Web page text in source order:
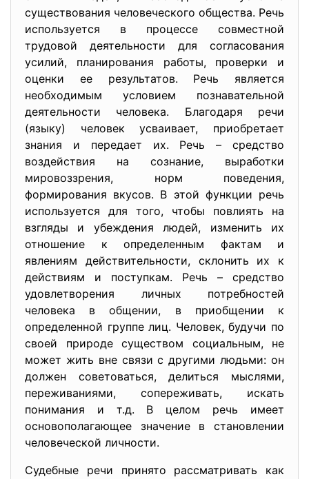
существования человеческого общества. Речь
используется в процессе совместной
трудовой деятельности для согласования
усилий, планирования работы, проверки и
оценки ее результатов. Речь является
необходимым условием познавательной
деятельности человека. Благодаря речи
(языку) человек усваивает, приобретает
знания и передает их. Речь – средство
воздействия на сознание, выработки
мировоззрения, норм поведения,
формирования вкусов. В этой функции речь
используется для того, чтобы повлиять на
взгляды и убеждения людей, изменить их
отношение к определенным фактам и
явлениям действительности, склонить их к
действиям и поступкам. Речь – средство
удовлетворения личных потребностей
человека в общении, в приобщении к
определенной группе лиц. Человек, будучи по
своей природе существом социальным, не
может жить вне связи с другими людьми: он
должен советоваться, делиться мыслями,
переживаниями, сопереживать, искать
понимания и т.д. В целом речь имеет
основополагающее значение в становлении
человеческой личности.
Судебные речи принято рассматривать как